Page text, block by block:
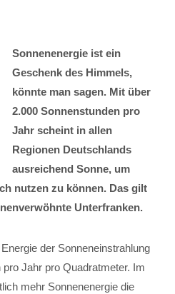
Sonnenenergie ist ein
Geschenk des Himmels,
könnte man sagen. Mit über
2.000 Sonnenstunden pro
Jahr scheint in allen
Regionen Deutschlands
ausreichend Sonne, um
nutzen zu können. Das gilt
Unterfranken.
der Sonneneinstrahlung
Jahr pro Quadratmeter. Im
mehr Sonnenenergie die